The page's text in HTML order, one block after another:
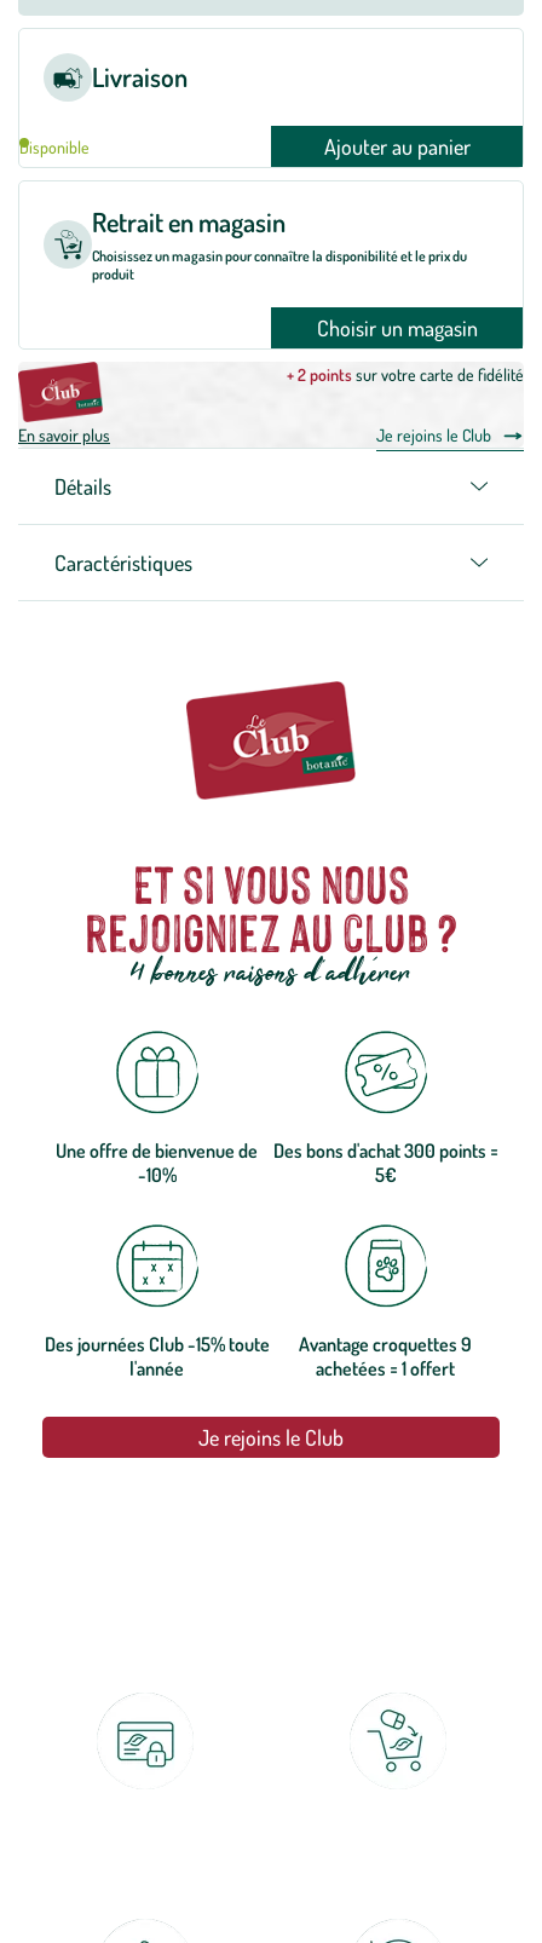
Livraison
Disponible Ajouter au panier
Retrait en magasin
Choisissez un magasin pour connaître la disponibilité et le prix du
produit
Choisir un magasin
+ 2 pointssur votre carte de fidélité
En savoir plus Je rejoins le Club
Détails
Caractéristiques
Et si vous nous
rejoigniez au club ?
4 bonnes raisons d'adhérer
Une offre de bienvenue de
-10%
Des bons d'achat 300 points =
5€
Des journées Club -15% toute
l'année
Avantage croquettes 9
achetées = 1 offert
Je rejoins le Club